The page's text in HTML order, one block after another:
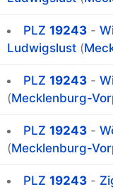
PLZ 19243 -
Ludwigslust (
PLZ 19243 -
(Mecklenburg-
PLZ 19243 -
(Mecklenburg-
PLZ 19243 -